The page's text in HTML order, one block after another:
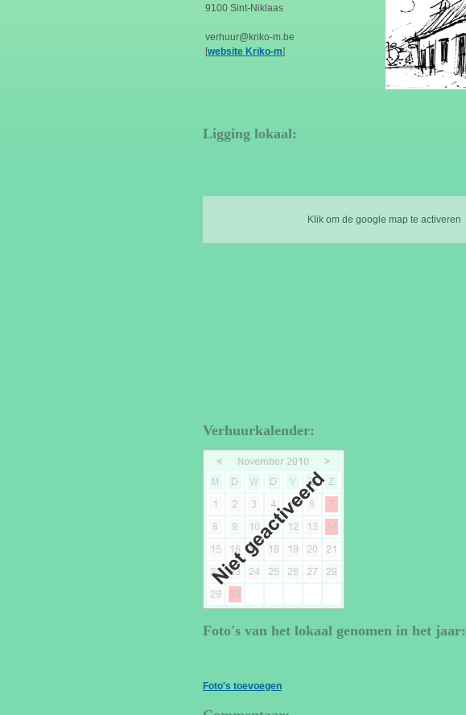
9100 Sint-Niklaas
verhuur@kriko-m.be
[website Kriko-m]
Ligging lokaal:
Klik om de google map te activeren
Verhuurkalender:
Foto's van het lokaal genomen in het jaar:
Foto's toevoegen